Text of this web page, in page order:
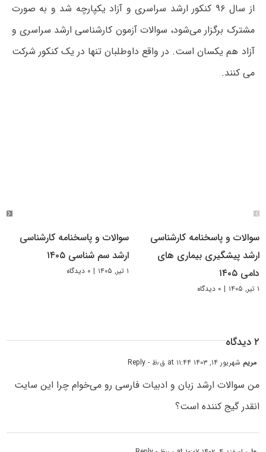
از سال ۹۶ کنکور ارشد سراسری و آزاد یکپارچه شد و به صورت
مشترک برگزار می‌شود، سوالات آزمون کارشناسی ارشد سراسری و
آزاد هم یکسان است. در واقع داوطلبان تنها در یک کنکور شرکت
می کنند.
سوالات و پاسخنامه کارشناسی
ارشد پیشگیری بیماری های
دامی ۱۴۰۵
۱ تیر, ۱۴۰۵ | ۰ دیدگاه
سوالات و پاسخنامه کارشناسی
ارشد سم شناسی ۱۴۰۵
۱ تیر, ۱۴۰۵ | ۰ دیدگاه
۲ دیدگاه
مریم شهریور ۱۴, ۱۴۰۳ at ۱۱:۴۴ ق٫ظ - Reply
من سوالات ارشد زبان و ادبیات فارسی رو می‌خوام چرا این سایت
انقدر گیج کننده است؟